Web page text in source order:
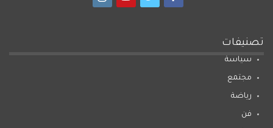
تصنيفات
سياسة
مجتمع
رياضة
فن